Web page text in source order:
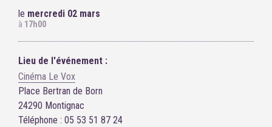
le mercredi 02 mars
à 17h00
Lieu de l'événement :
Cinéma Le Vox
Place Bertran de Born
24290 Montignac
Téléphone : 05 53 51 87 24